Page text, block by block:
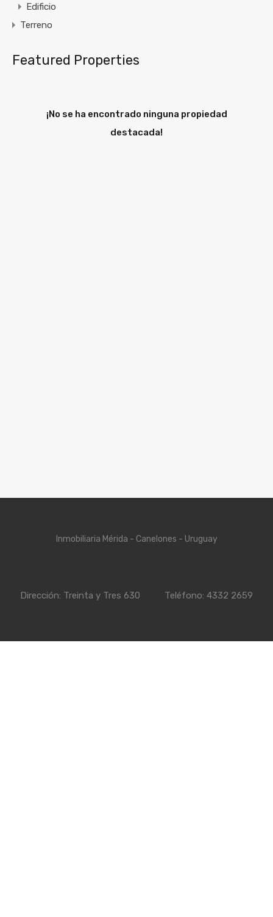
Edificio
Terreno
Featured Properties
¡No se ha encontrado ninguna propiedad
destacada!
Inmobiliaria Mérida - Canelones - Uruguay
Dirección: Treinta y Tres 630 Teléfono: 4332 2659